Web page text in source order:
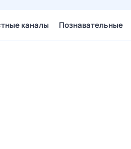
каналы Познавательные